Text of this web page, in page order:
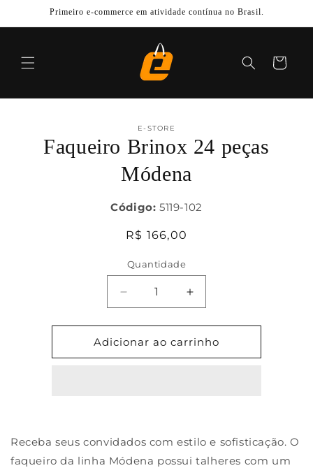
para o
conteúdo
Primeiro e-commerce em atividade contínua no Brasil.
Carrinho
informações
do produto
E-STORE
Faqueiro Brinox 24 peças
Módena
Código: 5119-102
Preço
R$ 166,00
Quantidade
Diminuir
a
quantidade
de
Faqueiro
Aumentar
a
quantidade
de
Faqueiro
Adicionar ao carrinho
Receba seus convidados com estilo e sofisticação. O
faqueiro da linha Módena possui talheres com um